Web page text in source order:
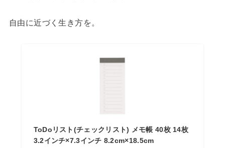
自由に近づく生き方を。
ToDoリスト(チェックリスト) メモ帳 40枚 14枚
3.2インチ×7.3インチ 8.2cm×18.5cm